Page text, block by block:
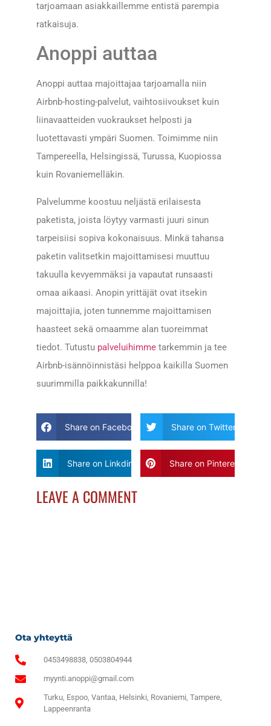
tarjoamaan asiakkaillemme entistä parempia
ratkaisuja.
Anoppi auttaa
Anoppi auttaa majoittajaa tarjoamalla niin
Airbnb-hosting-palvelut, vaihtosiivoukset kuin
liinavaatteiden vuokraukset helposti ja
luotettavasti ympäri Suomen. Toimimme niin
Tampereella, Helsingissä, Turussa, Kuopiossa
kuin Rovaniemelläkin.
Palvelumme koostuu neljästä erilaisesta
paketista, joista löytyy varmasti juuri sinun
tarpeisiisi sopiva kokonaisuus. Minkä tahansa
paketin valitsetkin majoittamisesi muuttuu
takuulla kevyemmäksi ja vapautat runsaasti
omaa aikaasi. Anopin yrittäjät ovat itsekin
majoittajia, joten tunnemme majoittamisen
haasteet sekä omaamme alan tuoreimmat
tiedot. Tutustu palveluihimme tarkemmin ja tee
Airbnb-isännöinnistäsi helppoa kaikilla Suomen
suurimmilla paikkakunnilla!
Share on Facebook Share on Twitter
Share on Linkdin Share on Pinterest
LEAVE A COMMENT
Ota yhteyttä
0453498838, 0503804944
myynti.anoppi@gmail.com
Turku, Espoo, Vantaa, Helsinki, Rovaniemi, Tampere,
Lappeenranta